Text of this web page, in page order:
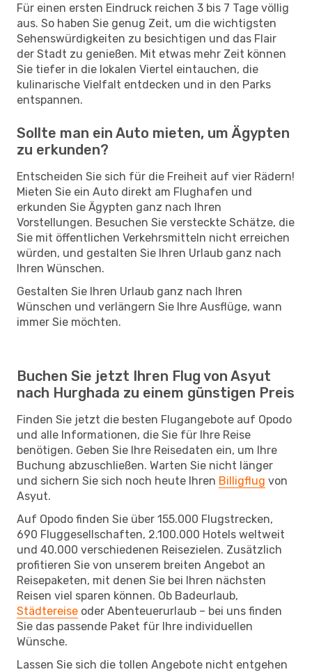
Für einen ersten Eindruck reichen 3 bis 7 Tage völlig
aus. So haben Sie genug Zeit, um die wichtigsten
Sehenswürdigkeiten zu besichtigen und das Flair
der Stadt zu genießen. Mit etwas mehr Zeit können
Sie tiefer in die lokalen Viertel eintauchen, die
kulinarische Vielfalt entdecken und in den Parks
entspannen.
Sollte man ein Auto mieten, um Ägypten
zu erkunden?
Entscheiden Sie sich für die Freiheit auf vier Rädern!
Mieten Sie ein Auto direkt am Flughafen und
erkunden Sie Ägypten ganz nach Ihren
Vorstellungen. Besuchen Sie versteckte Schätze, die
Sie mit öffentlichen Verkehrsmitteln nicht erreichen
würden, und gestalten Sie Ihren Urlaub ganz nach
Ihren Wünschen.
Gestalten Sie Ihren Urlaub ganz nach Ihren
Wünschen und verlängern Sie Ihre Ausflüge, wann
immer Sie möchten.
Buchen Sie jetzt Ihren Flug von Asyut
nach Hurghada zu einem günstigen Preis
Finden Sie jetzt die besten Flugangebote auf Opodo
und alle Informationen, die Sie für Ihre Reise
benötigen. Geben Sie Ihre Reisedaten ein, um Ihre
Buchung abzuschließen. Warten Sie nicht länger
und sichern Sie sich noch heute Ihren Billigflug von
Asyut.
Auf Opodo finden Sie über 155.000 Flugstrecken,
690 Fluggesellschaften, 2.100.000 Hotels weltweit
und 40.000 verschiedenen Reisezielen. Zusätzlich
profitieren Sie von unserem breiten Angebot an
Reisepaketen, mit denen Sie bei Ihren nächsten
Reisen viel sparen können. Ob Badeurlaub,
Städtereise oder Abenteuerurlaub – bei uns finden
Sie das passende Paket für Ihre individuellen
Wünsche.
Lassen Sie sich die tollen Angebote nicht entgehen